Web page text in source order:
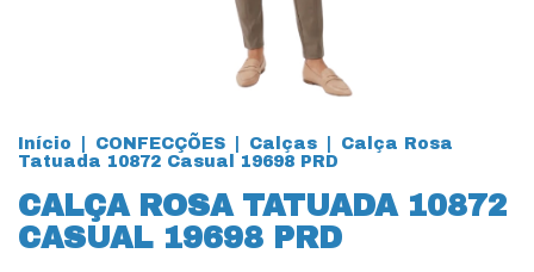
Início CONFECÇÕES Calças
Calça Rosa
Tatuada 10872 Casual 19698 PRD
CALÇA ROSA TATUADA 10872
CASUAL 19698 PRD